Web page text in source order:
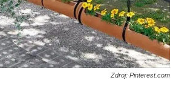
Zdroj: Pinterest.com